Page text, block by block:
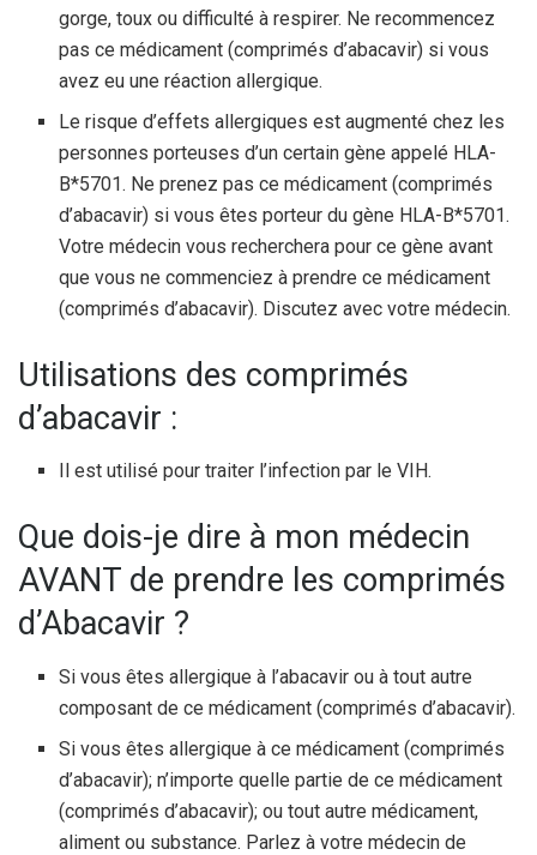
gorge, toux ou difficulté à respirer. Ne recommencez
pas ce médicament (comprimés d’abacavir) si vous
avez eu une réaction allergique.
Le risque d’effets allergiques est augmenté chez les
personnes porteuses d’un certain gène appelé HLA-
B*5701. Ne prenez pas ce médicament (comprimés
d’abacavir) si vous êtes porteur du gène HLA-B*5701.
Votre médecin vous recherchera pour ce gène avant
que vous ne commenciez à prendre ce médicament
(comprimés d’abacavir). Discutez avec votre médecin.
Utilisations des comprimés
d’abacavir :
Il est utilisé pour traiter l’infection par le VIH.
Que dois-je dire à mon médecin
AVANT de prendre les comprimés
d’Abacavir ?
Si vous êtes allergique à l’abacavir ou à tout autre
composant de ce médicament (comprimés d’abacavir).
Si vous êtes allergique à ce médicament (comprimés
d’abacavir); n’importe quelle partie de ce médicament
(comprimés d’abacavir); ou tout autre médicament,
aliment ou substance. Parlez à votre médecin de